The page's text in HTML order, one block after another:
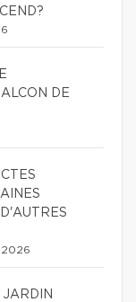
DE
JARDIN